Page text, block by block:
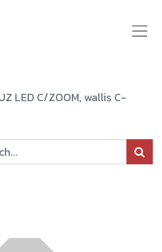
LED C/ZOOM, wallis C-